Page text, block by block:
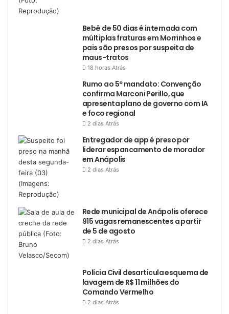
Bebê de 50 dias é internada com
múltiplas fraturas em Morrinhos e
pais são presos por suspeita de
maus-tratos
18 horas Atrás
Rumo ao 5º mandato: Convenção
confirma Marconi Perillo, que
apresenta plano de governo com IA
e foco regional
2 dias Atrás
Entregador de app é preso por
liderar espancamento de morador
em Anápolis
2 dias Atrás
Rede municipal de Anápolis oferece
915 vagas remanescentes a partir
de 5 de agosto
2 dias Atrás
Polícia Civil desarticula esquema de
lavagem de R$ 11 milhões do
Comando Vermelho
2 dias Atrás